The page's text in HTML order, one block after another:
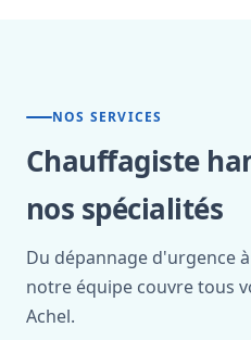
NOS SERVICES
Chauffagiste
nos spécialités
Du dépannage d'urgence
notre équipe couvre tous
Achel.